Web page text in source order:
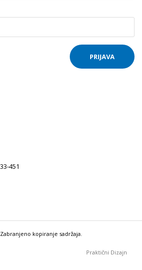
451
kopiranje sadržaja.
Praktični Dizajn